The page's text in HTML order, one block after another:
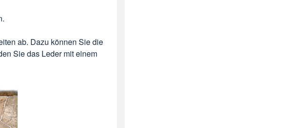
ab. Dazu können Sie die
Sie das Leder mit einem